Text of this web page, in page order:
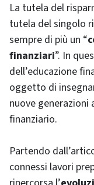
La tutela del
tutela del singolo
sempre di più un “
finanziari”. In
dell’educazione
oggetto di
nuove
finanziario.
Partendo
connessi lavori